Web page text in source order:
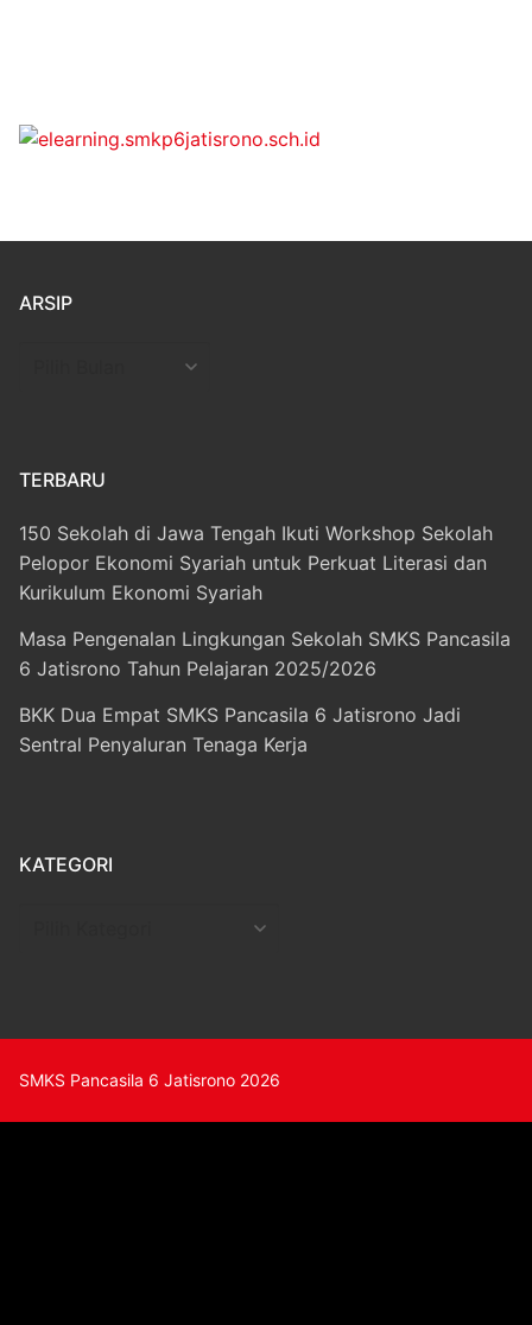
ARSIP
TERBARU
150 Sekolah di Jawa Tengah Ikuti Workshop Sekolah
Pelopor Ekonomi Syariah untuk Perkuat Literasi dan
Kurikulum Ekonomi Syariah
Masa Pengenalan Lingkungan Sekolah SMKS Pancasila
6 Jatisrono Tahun Pelajaran 2025/2026
BKK Dua Empat SMKS Pancasila 6 Jatisrono Jadi
Sentral Penyaluran Tenaga Kerja
KATEGORI
SMKS Pancasila 6 Jatisrono 2026